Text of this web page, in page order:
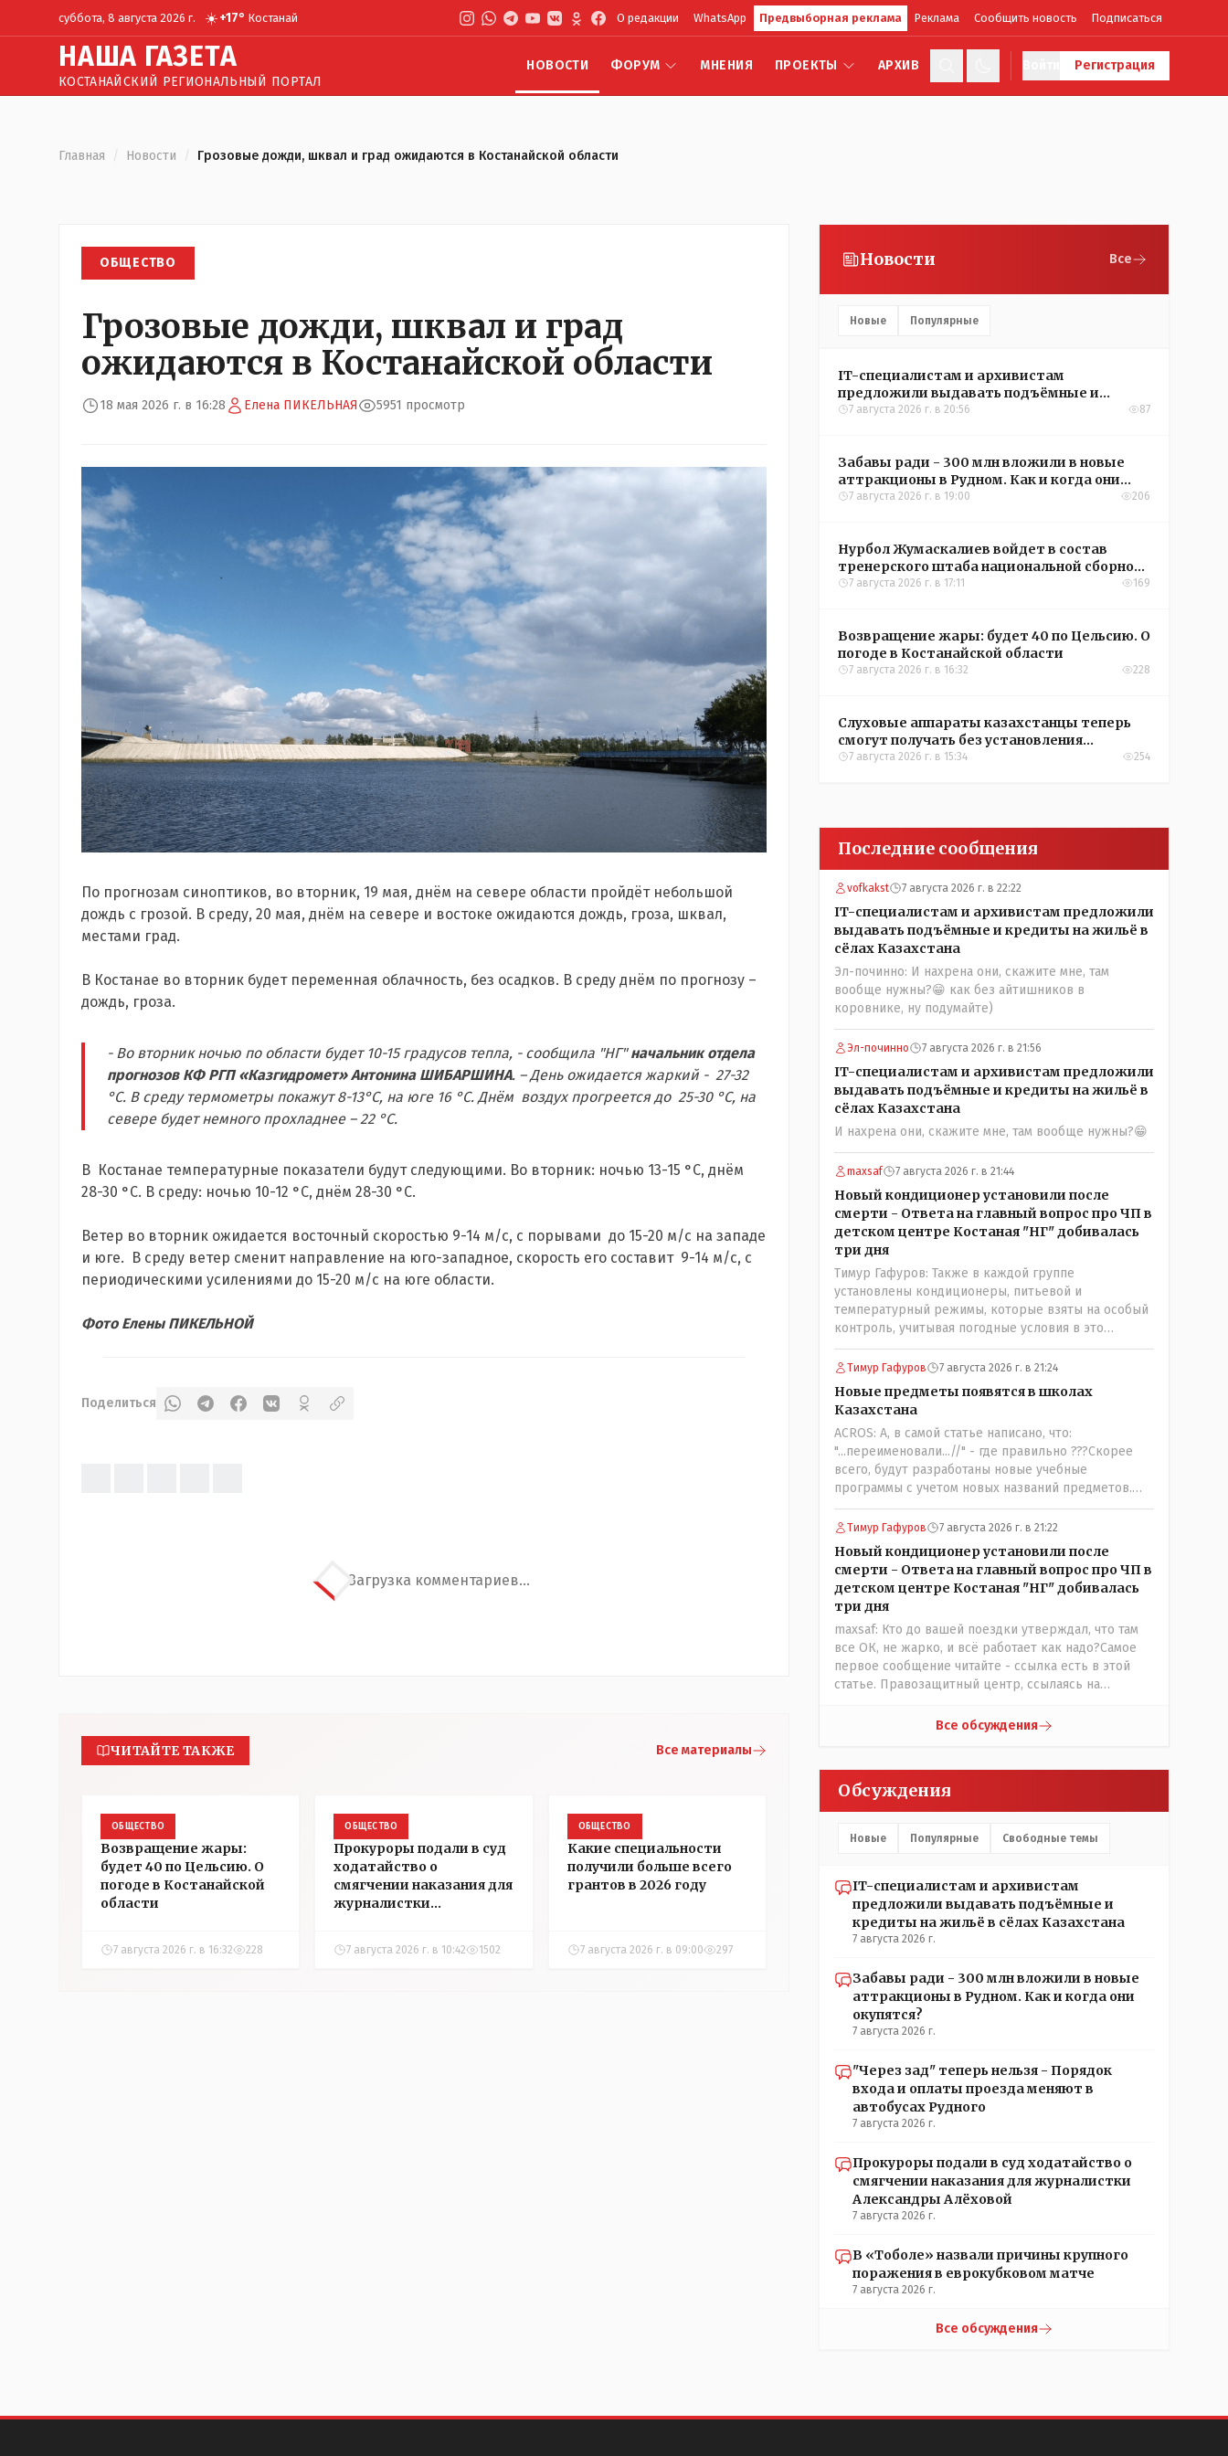
суббота, 8 августа 2026 г. ☀️+17° Костанай О редакции WhatsApp Предвыборная реклама Реклама Сообщить новость Подписаться
НАША ГАЗЕТА
КОСТАНАЙСКИЙ РЕГИОНАЛЬНЫЙ ПОРТАЛ
НОВОСТИ ФОРУМ МНЕНИЯ ПРОЕКТЫ АРХИВ Регистрация
Главная / Новости / Грозовые дожди, шквал и град ожидаются в Костанайской области
ОБЩЕСТВО
Грозовые дожди, шквал и град
ожидаются в Костанайской области
18 мая 2026 г. в 16:28 Елена ПИКЕЛЬНАЯ 5951 просмотр
По прогнозам синоптиков, во вторник, 19 мая, днём на севере области пройдёт небольшой
дождь с грозой. В среду, 20 мая, днём на севере и востоке ожидаются дождь, гроза, шквал,
местами град.
В Костанае во вторник будет переменная облачность, без осадков. В среду днём по прогнозу –
дождь, гроза.
- Во вторник ночью по области будет 10-15 градусов тепла, - сообщила "НГ"начальник отдела
прогнозов КФ РГП «Казгидромет» Антонина ШИБАРШИНА. – День ожидается жаркий - 27-32
°С. В среду термометры покажут 8-13°С, на юге 16 °С. Днём воздух прогреется до 25-30 °С, на
севере будет немного прохладнее – 22 °С.
В Костанае температурные показатели будут следующими. Во вторник: ночью 13-15 °С, днём
28-30 °С. В среду: ночью 10-12 °С, днём 28-30 °С.
Ветер во вторник ожидается восточный скоростью 9-14 м/с, с порывами до 15-20 м/с на западе
и юге. В среду ветер сменит направление на юго-западное, скорость его составит 9-14 м/с, с
периодическими усилениями до 15-20 м/с на юге области.
Фото Елены ПИКЕЛЬНОЙ
Поделиться
Загрузка комментариев...
ЧИТАЙТЕ ТАКЖЕ Все материалы
ОБЩЕСТВО
Возвращение жары:
будет 40 по Цельсию. О
погоде в Костанайской
области
7 августа 2026 г. в 16:32 228
ОБЩЕСТВО
Прокуроры подали в суд
ходатайство о
смягчении наказания для
журналистки
7 августа 2026 г. в 10:42 1502
ОБЩЕСТВО
Какие специальности
получили больше всего
грантов в 2026 году
7 августа 2026 г. в 09:00 297
Новости Все
Новые Популярные
IT-специалистам и архивистам
предложили выдавать подъёмные и
кредиты на жильё в сёлах Казахстана
7 августа 2026 г. в 20:56 87
Забавы ради - 300 млн вложили в новые
аттракционы в Рудном. Как и когда они
окупятся?
7 августа 2026 г. в 19:00 206
Нурбол Жумаскалиев войдет в состав
тренерского штаба национальной сборной
Казахстана по футболу
7 августа 2026 г. в 17:11 169
Возвращение жары: будет 40 по Цельсию. О
погоде в Костанайской области
7 августа 2026 г. в 16:32 228
Слуховые аппараты казахстанцы теперь
смогут получать без установления
инвалидности
7 августа 2026 г. в 15:34 254
Последние сообщения
vofkakst 7 августа 2026 г. в 22:22
IT-специалистам и архивистам предложили
выдавать подъёмные и кредиты на жильё в
сёлах Казахстана
Эл-починно: И нахрена они, скажите мне, там
вообще нужны?😁 как без айтишников в
коровнике, ну подумайте)
Эл-починно 7 августа 2026 г. в 21:56
IT-специалистам и архивистам предложили
выдавать подъёмные и кредиты на жильё в
сёлах Казахстана
И нахрена они, скажите мне, там вообще нужны?😁
maxsaf 7 августа 2026 г. в 21:44
Новый кондиционер установили после
смерти - Ответа на главный вопрос про ЧП в
детском центре Костаная "НГ" добивалась
три дня
Тимур Гафуров: Также в каждой группе
установлены кондиционеры, питьевой и
температурный режимы, которые взяты на особый
контроль, учитывая погодные условия в это
лето.Мы решили. что это - противоречие. Вы
считаете иначе?Ну тут противоречия нет. Этот
трагедии, то есть 29 июля, когда спешно
установили и воду, и новые кондиционеры, и
впервые поставили температурный режим на
контроль. То есть первая часть - информация до
трагедии, вторая часть - информация после
трагедии, когда все уже было исправлено.
Тимур Гафуров 7 августа 2026 г. в 21:24
Новые предметы появятся в школах
Казахстана
ACROS: А, в самой статье написано, что:
"...переименовали...//" - где правильно ???Скорее
всего, будут разработаны новые учебные
программы с учетом новых названий предметов.
Так что предметы - новые. Хоть и
переименованные)
Тимур Гафуров 7 августа 2026 г. в 21:22
Новый кондиционер установили после
смерти - Ответа на главный вопрос про ЧП в
детском центре Костаная "НГ" добивалась
три дня
maxsaf: Кто до вашей поездки утверждал, что там
все ОК, не жарко, и всё работает как надо?Самое
первое сообщение читайте - ссылка есть в этой
статье. Правозащитный центр, ссылаясь на
чате, которые прислали ему в виде
времени их установили только в помещениях,
предназначенных для административно-
управленческого персонала. И Также в каждой
группе установлены кондиционеры, питьевой и
контроль, учитывая погодные условия в это лето.
Мы решили. что это - противоречие. Вы считаете
иначе?
Все обсуждения
Обсуждения
Новые Популярные Свободные темы
IT-специалистам и архивистам
предложили выдавать подъёмные и
кредиты на жильё в сёлах Казахстана
7 августа 2026 г.
Забавы ради - 300 млн вложили в новые
аттракционы в Рудном. Как и когда они
окупятся?
7 августа 2026 г.
"Через зад" теперь нельзя - Порядок
входа и оплаты проезда меняют в
автобусах Рудного
7 августа 2026 г.
Прокуроры подали в суд ходатайство о
смягчении наказания для журналистки
Александры Алёховой
7 августа 2026 г.
В «Тоболе» назвали причины крупного
поражения в еврокубковом матче
7 августа 2026 г.
Все обсуждения